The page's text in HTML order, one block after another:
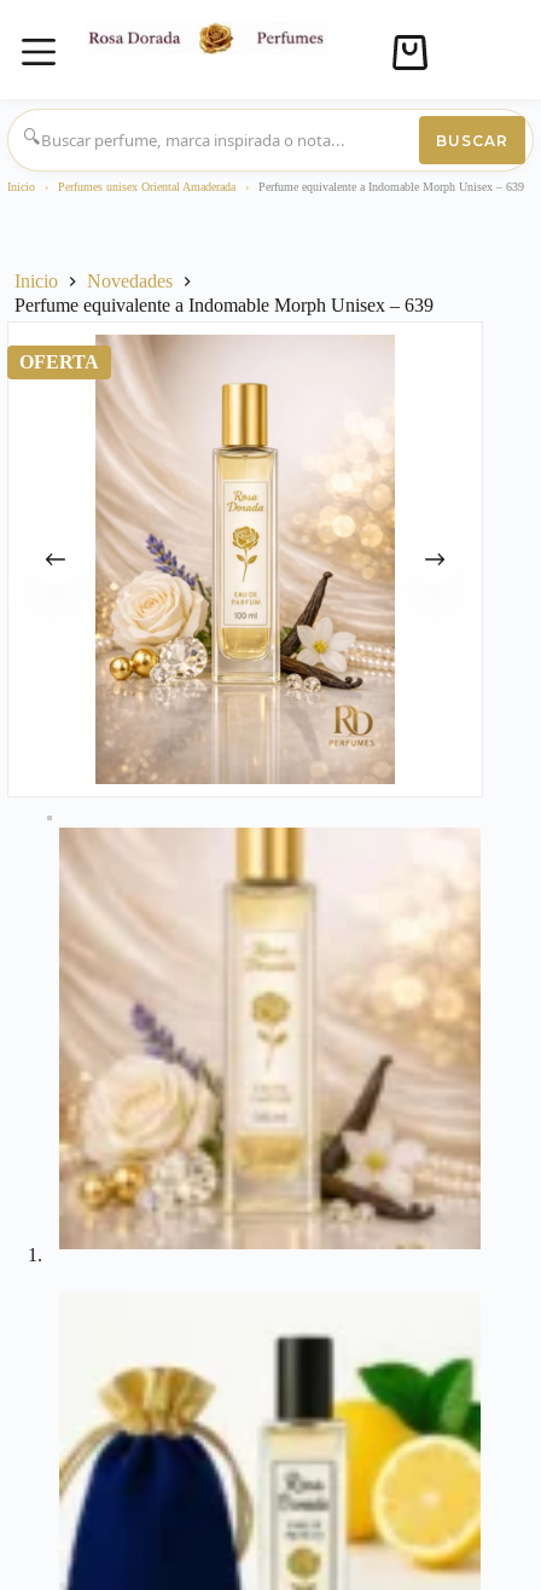
Saltar
al
contenido
Carro
compra
🔍
BUSCAR
Inicio › Perfumes unisex Oriental Amaderada › Perfume equivalente a Indomable Morph Unisex – 639
Inicio
Novedades
Perfume equivalente a Indomable Morph Unisex – 639
OFERTA